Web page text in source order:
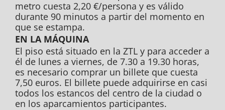
metro cuesta 2,20 €/persona y es válido
durante 90 minutos a partir del momento en
que se estampa.
EN LA MÁQUINA
El piso está situado en la ZTL y para acceder a
él de lunes a viernes, de 7.30 a 19.30 horas,
es necesario comprar un billete que cuesta
7,50 euros. El billete puede adquirirse en casi
todos los estancos del centro de la ciudad o
en los aparcamientos participantes.